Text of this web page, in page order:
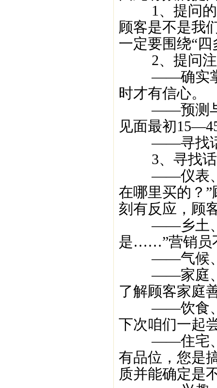
1、提问的
顾客是不是我
一定要围绕“
2、提问注
——确实掌握
时才有信心。
——预测与对
见面最初
——寻找话
3、寻找话
——仪表、服
在哪里买的？
刻有反应，顾
——乡土、老
是……”营销员
——气候、
——家庭、
了解顾客家庭
——饮食、习
下次咱们一起
——住宅、摆
有品位，您是
质并能确定是